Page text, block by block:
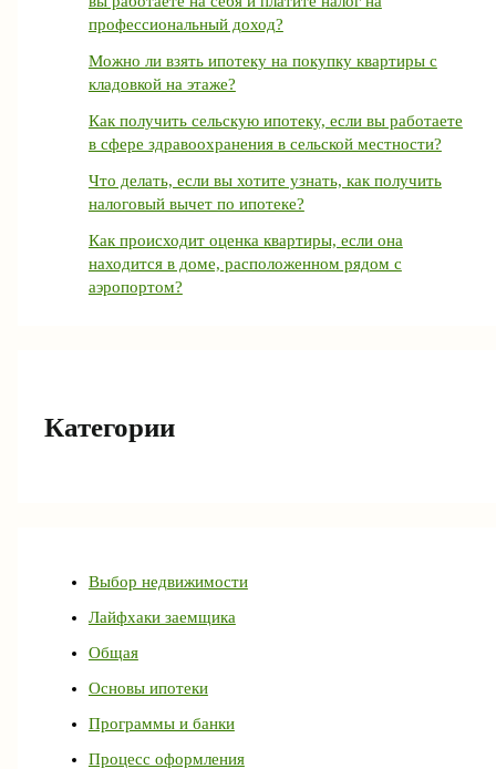
профессиональный доход?
Можно ли взять ипотеку на покупку квартиры с
кладовкой на этаже?
Как получить сельскую ипотеку, если вы работаете
в сфере здравоохранения в сельской местности?
Что делать, если вы хотите узнать, как получить
налоговый вычет по ипотеке?
Как происходит оценка квартиры, если она
находится в доме, расположенном рядом с
аэропортом?
Категории
Выбор недвижимости
Лайфхаки заемщика
Общая
Основы ипотеки
Программы и банки
Процесс оформления